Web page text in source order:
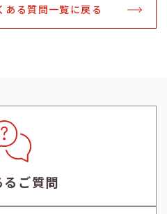
ある質問一覧に戻る
るご質問